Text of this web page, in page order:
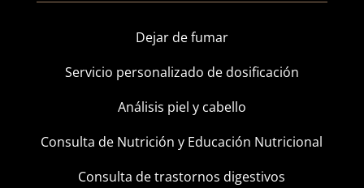
Dejar de fumar
Servicio personalizado de dosificación
Análisis piel y cabello
Consulta de Nutrición y Educación Nutricional
Consulta de trastornos digestivos